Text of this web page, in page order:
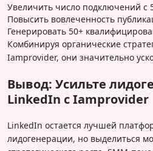
Увеличить число подключений с
Повысить вовлеченность
Генерировать 50+
Комбинируя органические
Iamprovider, они значительно
Вывод: Усильте
LinkedIn с Iamprovider
LinkedIn остается лучшей
лидогенерации, но выделиться